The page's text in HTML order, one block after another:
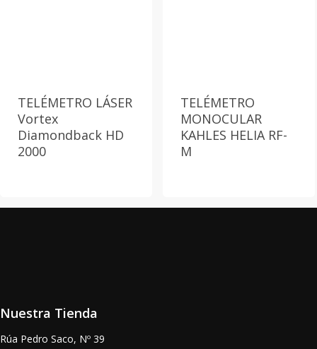
TELÉMETRO LÁSER
Vortex
Diamondback HD
2000
TELÉMETRO
MONOCULAR
KAHLES HELIA RF-
M
Nuestra Tienda
Rúa Pedro Saco, Nº 39